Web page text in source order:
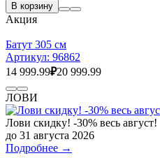
В корзину
Акция
Батут 305 см
Артикул: 96862
14 999.99₽20 999.99
ЛОВИ
Лови скидку! -30% весь август!
до 31 августа 2026
Подробнее →